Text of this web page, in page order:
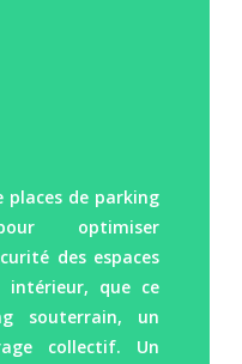
places de parking
optimiser
des espaces
intérieur, que ce
souterrain, un
collectif. Un